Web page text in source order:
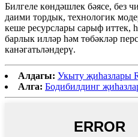
Билгеле көндәшлек бәясе, без
даими тордык, технологик
кеше ресурслары сарыф иттек,
барлык илләр һәм төбәкләр
канәгатьләндерү.
Алдагы: Укыту җиһазлары
Алга: Бодибилдинг